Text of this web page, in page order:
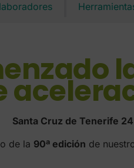
Santa Cruz de Tenerife
de la 90ª edición de